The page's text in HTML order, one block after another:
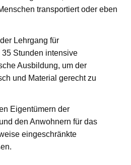
transportiert oder eben
Lehrgang für
Stunden intensive
Ausbildung, um der
und Material gerecht zu
Eigentümern der
den Anwohnern für das
eingeschränkte